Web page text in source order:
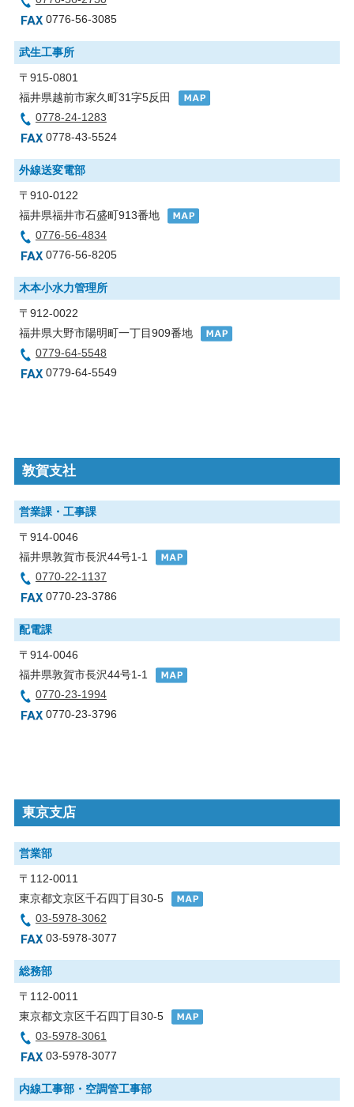
0776-56-3085
武生工事所
〒915-0801
福井県越前市家久町31字5反田
0778-24-1283
0778-43-5524
外線送変電部
〒910-0122
福井県福井市石盛町913番地
0776-56-4834
0776-56-8205
木本小水力管理所
〒912-0022
福井県大野市陽明町一丁目909番地
0779-64-5548
0779-64-5549
敦賀支社
営業課・工事課
〒914-0046
福井県敦賀市長沢44号1-1
0770-22-1137
0770-23-3786
配電課
〒914-0046
福井県敦賀市長沢44号1-1
0770-23-1994
0770-23-3796
東京支店
営業部
〒112-0011
東京都文京区千石四丁目30-5
03-5978-3062
03-5978-3077
総務部
〒112-0011
東京都文京区千石四丁目30-5
03-5978-3061
03-5978-3077
内線工事部・空調管工事部